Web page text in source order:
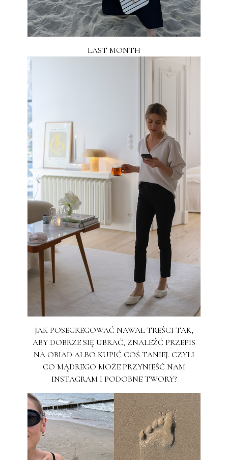
LAST MONTH
JAK POSEGREGOWAĆ NAWAŁ TREŚCI TAK,
ABY DOBRZE SIĘ UBRAĆ, ZNALEŹĆ PRZEPIS
NA OBIAD ALBO KUPIĆ COŚ TANIEJ. CZYLI
CO MĄDREGO MOŻE PRZYNIEŚĆ NAM
INSTAGRAM I PODOBNE TWORY?